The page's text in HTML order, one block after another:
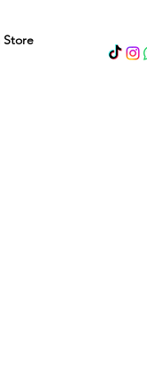
Store